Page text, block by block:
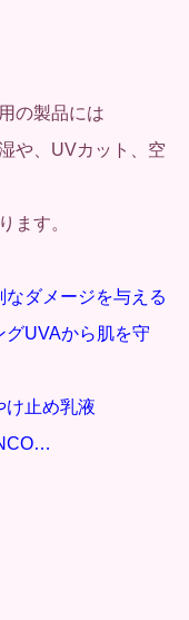
の製品には
や、UVカット、空
ます。
なダメージを与える
グUVAから肌を守
け止め乳液